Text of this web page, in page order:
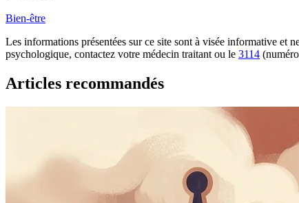
Bien-être
Les informations présentées sur ce site sont à visée informative et
psychologique, contactez votre médecin traitant ou le 3114
Articles recommandés